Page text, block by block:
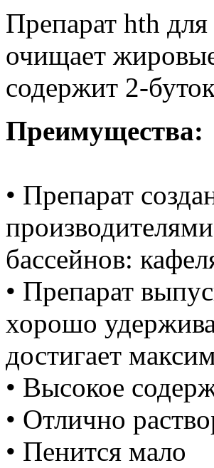
Препарат hth для
очищает
содержит 2-
Преимущества:
• Препарат
бассейнов:
• Препарат
хорошо
достигает
• Высокое
• Отлично
• Пенится мало